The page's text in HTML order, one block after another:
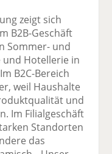
zeigt sich
B2B-Geschäft
Sommer- und
Hotellerie in
B2C-Bereich
weil Haushalte
und
Im Filialgeschäft
Standorten
das